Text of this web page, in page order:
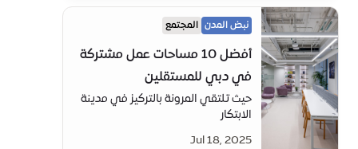
نبض المدن المجتمع
أفضل 10 مساحات عمل مشتركة
في دبي للمستقلين
حيث تلتقي المرونة بالتركيز في مدينة
الابتكار
Jul 18, 2025